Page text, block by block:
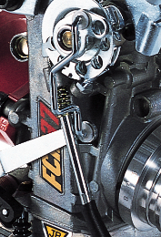
閉じる